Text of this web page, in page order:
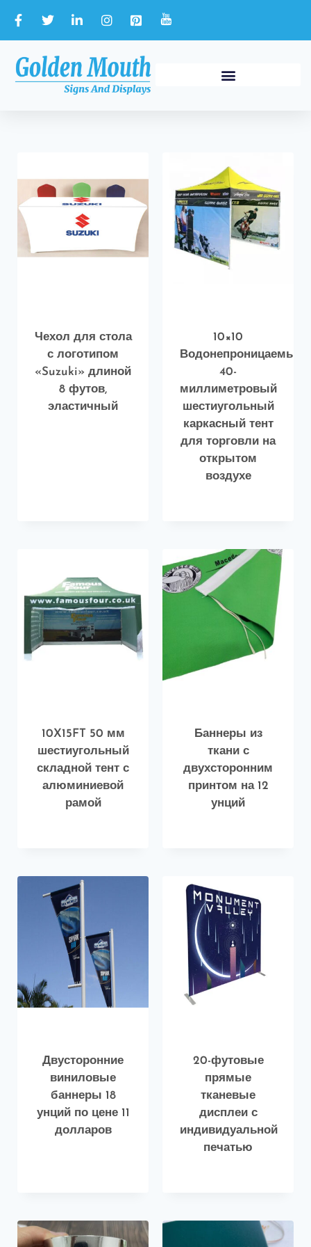
Чехол для стола
с логотипом
«Suzuki» длиной
8 футов,
эластичный
10×10
Водонепроницаемый
40-
миллиметровый
шестиугольный
каркасный тент
для торговли на
открытом
воздухе
10X15FT 50 мм
шестиугольный
складной тент с
алюминиевой
рамой
Баннеры из
ткани с
двухсторонним
принтом на 12
унций
Двусторонние
виниловые
баннеры 18
унций по цене 11
долларов
20-футовые
прямые
тканевые
дисплеи с
индивидуальной
печатью